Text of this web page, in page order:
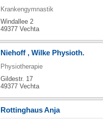
Krankengymnastik
Windallee 2
49377 Vechta
Niehoff , Wilke Physioth.
Physiotherapie
Gildestr. 17
49377 Vechta
Rottinghaus Anja